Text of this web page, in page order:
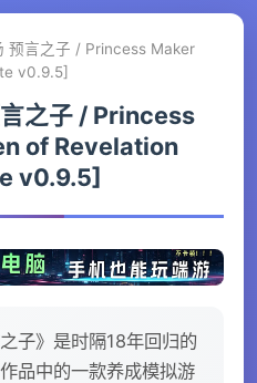
预言之子 / Princess Maker
v0.9.5]
之子 / Princess
of Revelation
v0.9.5]
子》是时隔18年回归的
品中的一款养成模拟游